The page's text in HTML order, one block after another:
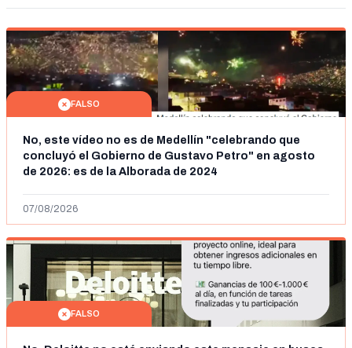
FALSO
No, este vídeo no es de Medellín "celebrando que
concluyó el Gobierno de Gustavo Petro" en agosto
de 2026: es de la Alborada de 2024
07/08/2026
FALSO